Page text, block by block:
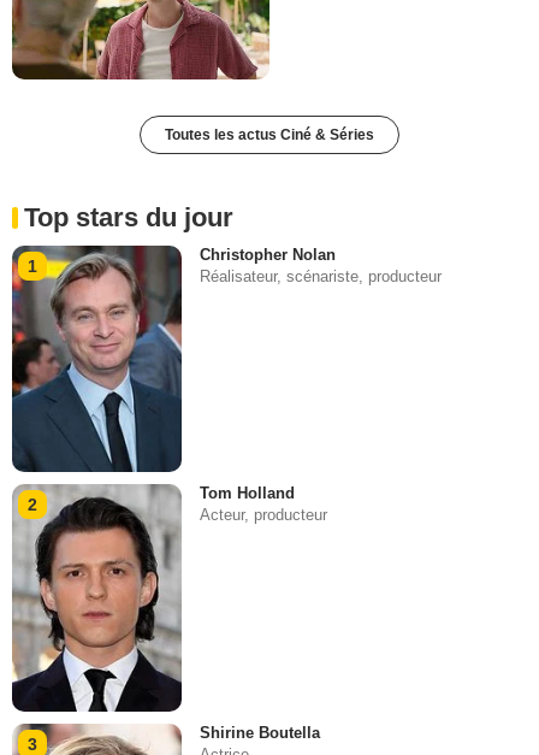
Toutes les actus Ciné & Séries
Top stars du jour
1
Christopher Nolan
Réalisateur, scénariste, producteur
2
Tom Holland
Acteur, producteur
3
Shirine Boutella